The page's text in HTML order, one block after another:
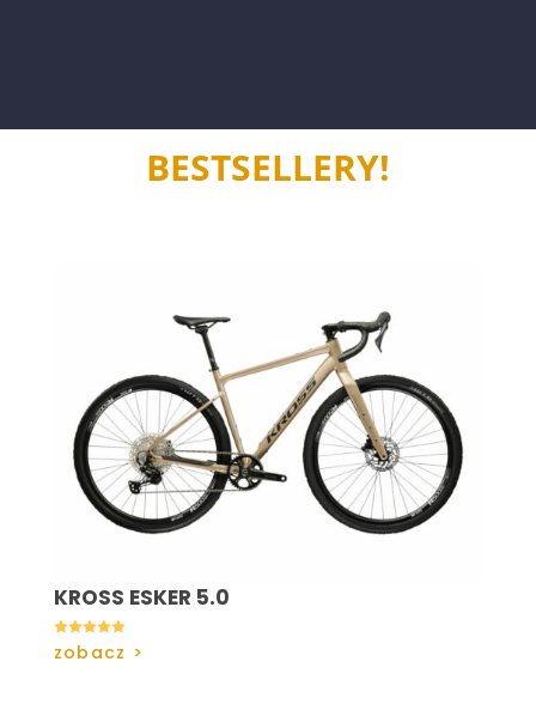
BESTSELLERY!
KROSS ESKER 5.0

zobacz >